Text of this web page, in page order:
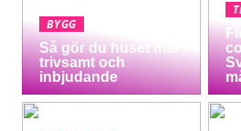
BYGG
Så gör du huset mer
trivsamt och
inbjudande